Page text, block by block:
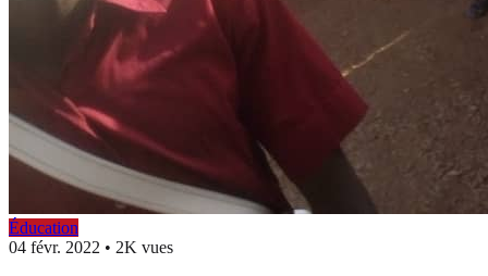
Éducation
04 févr. 2022 • 2K vues